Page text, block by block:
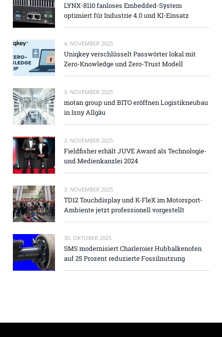
LYNX-8110 fanloses Embedded-System
optimiert für Industrie 4.0 und KI-Einsatz
4. NOVEMBER 2025
Uniqkey verschlüsselt Passwörter lokal mit
Zero-Knowledge und Zero-Trust Modell
3. NOVEMBER 2025
motan group und BITO eröffnen Logistikneubau
in Isny Allgäu
3. NOVEMBER 2025
Fieldfisher erhält JUVE Award als Technologie-
und Medienkanzlei 2024
3. NOVEMBER 2025
TD12 Touchdisplay und K-FleX im Motorsport-
Ambiente jetzt professionell vorgestellt
30. OKTOBER 2025
SMS modernisiert Charleroier Hubbalkenofen
auf 25 Prozent reduzierte Fossilnutzung